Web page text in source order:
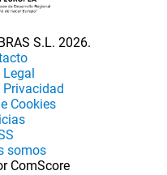
S.L. 2026.
Cookies
somos
ComScore